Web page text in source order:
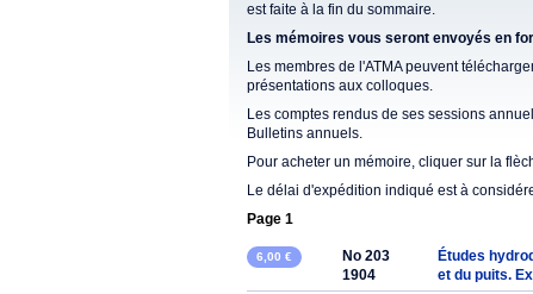
est faite à la fin du sommaire.
Les mémoires vous seront envoyés en
Les membres de l'ATMA peuvent
présentations aux colloques.
Les comptes rendus de ses sessions
Bulletins annuels.
Pour acheter un mémoire, cliquer sur la
Le délai d'expédition indiqué est à
Page 1
6,00 €
No 203
1904
Études
et du puits.